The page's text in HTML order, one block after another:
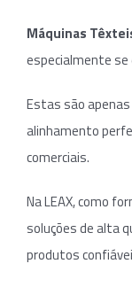
Máquinas
especialmente
Estas são
alinhamento
comerciais.
Na LEAX, como
soluções de alta
produtos